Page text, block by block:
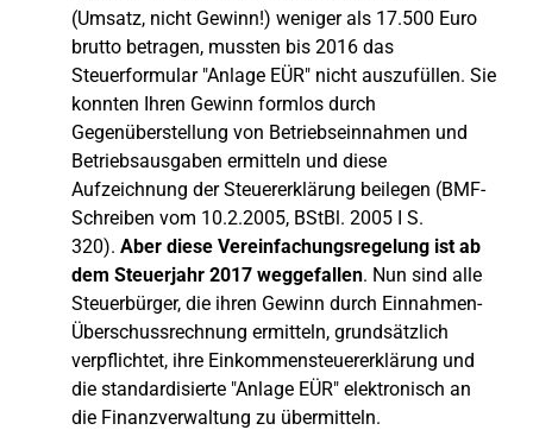
(Umsatz, nicht Gewinn!) weniger als 17.500 Euro
brutto betragen, mussten bis 2016 das
Steuerformular "Anlage EÜR" nicht auszufüllen. Sie
konnten Ihren Gewinn formlos durch
Gegenüberstellung von Betriebseinnahmen und
Betriebsausgaben ermitteln und diese
Aufzeichnung der Steuererklärung beilegen (BMF-
Schreiben vom 10.2.2005, BStBl. 2005 I S.
320). Aber diese Vereinfachungsregelung ist ab
dem Steuerjahr 2017 weggefallen. Nun sind alle
Steuerbürger, die ihren Gewinn durch Einnahmen-
Überschussrechnung ermitteln, grundsätzlich
verpflichtet, ihre Einkommensteuererklärung und
die standardisierte "Anlage EÜR" elektronisch an
die Finanzverwaltung zu übermitteln.